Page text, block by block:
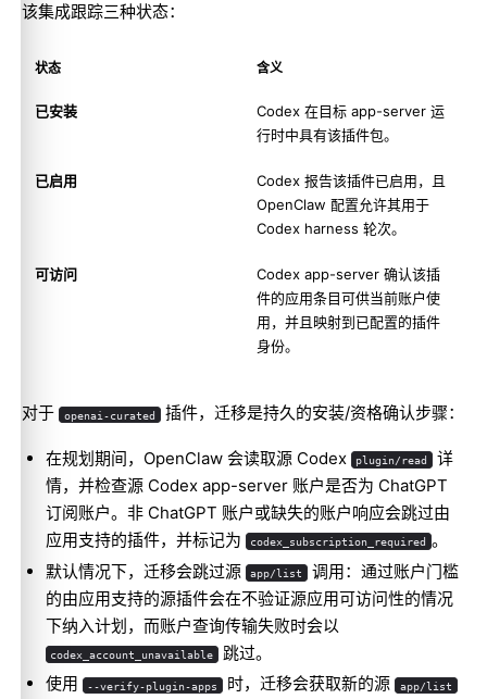
该集成跟踪三种状态：
状态 含义
已安装
Codex 在目标 app-server 运
行时中具有该插件包。
已启用
Codex 报告该插件已启用，且
OpenClaw 配置允许其用于
Codex harness 轮次。
可访问
Codex app-server 确认该插
件的应用条目可供当前账户使
用，并且映射到已配置的插件
身份。
对于 openai-curated 插件，迁移是持久的安装/资格确认步骤：
在规划期间，OpenClaw 会读取源 Codex plugin/read
详
情，并检查源 Codex app-server 账户是否为 ChatGPT
订阅账户。非 ChatGPT 账户或缺失的账户响应会跳过由
应用支持的插件，并标记为
codex_subscription_required 。
默认情况下，迁移会跳过源
app/list
调用：通过账户门槛
的由应用支持的源插件会在不验证源应用可访问性的情况
下纳入计划，而账户查询传输失败时会以
codex_account_unavailable
跳过。
使用
--verify-plugin-apps 时，迁移会获取新的源 app/list